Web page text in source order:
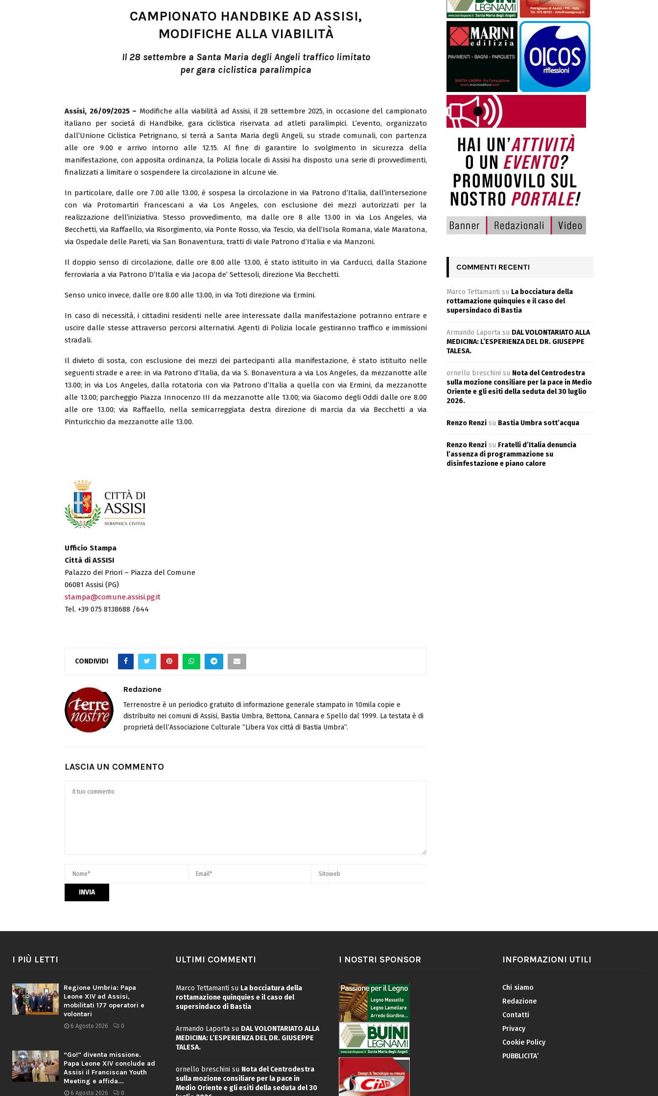
CAMPIONATO HANDBIKE AD ASSISI,
MODIFICHE ALLA VIABILITÀ
Il 28 settembre a Santa Maria degli Angeli traffico limitato
per gara ciclistica paralimpica
Assisi, 26/09/2025 – Modifiche alla viabilità ad Assisi, il 28 settembre 2025, in occasione del campionato
italiano per società di Handbike, gara ciclistica riservata ad atleti paralimpici. L’evento, organizzato
dall’Unione Ciclistica Petrignano, si terrà a Santa Maria degli Angeli, su strade comunali, con partenza
alle ore 9.00 e arrivo intorno alle 12.15. Al fine di garantire lo svolgimento in sicurezza della
manifestazione, con apposita ordinanza, la Polizia locale di Assisi ha disposto una serie di provvedimenti,
finalizzati a limitare o sospendere la circolazione in alcune vie.
In particolare, dalle ore 7.00 alle 13.00, è sospesa la circolazione in via Patrono d’Italia, dall’intersezione
con via Protomartiri Francescani a via Los Angeles, con esclusione dei mezzi autorizzati per la
realizzazione dell’iniziativa. Stesso provvedimento, ma dalle ore 8 alle 13.00 in via Los Angeles, via
Becchetti, via Raffaello, via Risorgimento, via Ponte Rosso, via Tescio, via dell’Isola Romana, viale Maratona,
via Ospedale delle Pareti, via San Bonaventura, tratti di viale Patrono d’Italia e via Manzoni.
Il doppio senso di circolazione, dalle ore 8.00 alle 13.00, è stato istituito in via Carducci, dalla Stazione
ferroviaria a via Patrono D’Italia e via Jacopa de’ Settesoli, direzione Via Becchetti.
Senso unico invece, dalle ore 8.00 alle 13.00, in via Toti direzione via Ermini.
In caso di necessità, i cittadini residenti nelle aree interessate dalla manifestazione potranno entrare e
uscire dalle stesse attraverso percorsi alternativi. Agenti di Polizia locale gestiranno traffico e immissioni
stradali.
Il divieto di sosta, con esclusione dei mezzi dei partecipanti alla manifestazione, è stato istituito nelle
seguenti strade e aree: in via Patrono d’Italia, da via S. Bonaventura a via Los Angeles, da mezzanotte alle
13.00; in via Los Angeles, dalla rotatoria con via Patrono d’Italia a quella con via Ermini, da mezzanotte
alle 13.00; parcheggio Piazza Innocenzo III da mezzanotte alle 13.00; via Giacomo degli Oddi dalle ore 8.00
alle ore 13.00; via Raffaello, nella semicarreggiata destra direzione di marcia da via Becchetti a via
Pinturicchio da mezzanotte alle 13.00.
Ufficio Stampa
Città di ASSISI
Palazzo dei Priori – Piazza del Comune
06081 Assisi (PG)
stampa@comune.assisi.pg.it
Tel. +39 075 8138688 /644
CONDIVIDI
Redazione
Terrenostre è un periodico gratuito di informazione generale stampato in 10mila copie e
distribuito nei comuni di Assisi, Bastia Umbra, Bettona, Cannara e Spello dal 1999. La testata è di
proprietà dell’Associazione Culturale “Libera Vox città di Bastia Umbra”.
LASCIA UN COMMENTO
COMMENTI RECENTI
Marco Tettamanti su La bocciatura della
rottamazione quinquies e il caso del
supersindaco di Bastia
Armando Laporta su DAL VOLONTARIATO ALLA
MEDICINA: L’ESPERIENZA DEL DR. GIUSEPPE
TALESA.
ornello breschini su Nota del Centrodestra
sulla mozione consiliare per la pace in Medio
Oriente e gli esiti della seduta del 30 luglio
2026.
Renzo Renzi su Bastia Umbra sott’acqua
Renzo Renzi su Fratelli d’Italia denuncia
l’assenza di programmazione su
disinfestazione e piano calore
I PIÙ LETTI
Regione Umbria: Papa
Leone XIV ad Assisi,
mobilitati 177 operatori e
volontari
6 Agosto 2026 0
“Go!” diventa missione.
Papa Leone XIV conclude ad
Assisi il Franciscan Youth
Meeting e affida...
6 Agosto 2026 0
ULTIMI COMMENTI
Marco Tettamanti su La bocciatura della
rottamazione quinquies e il caso del
supersindaco di Bastia
Armando Laportasu DAL VOLONTARIATO ALLA
MEDICINA: L’ESPERIENZA DEL DR. GIUSEPPE
TALESA.
ornello breschini su Nota del Centrodestra
sulla mozione consiliare per la pace in
Medio Oriente e gli esiti della seduta del 30
I NOSTRI SPONSOR INFORMAZIONI UTILI
Chi siamo
Redazione
Contatti
Privacy
Cookie Policy
PUBBLICITA’